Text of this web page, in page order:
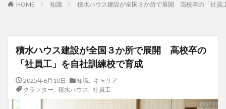
HOME 知識 積水ハウス建設が全国３か所で展開 高校卒の「社員
積水ハウス建設が全国３か所で展開 高校卒の
「社員工」を自社訓練校で育成
2025年6月10日 知識
キャリア
クラフター
積水ハウス 社員工